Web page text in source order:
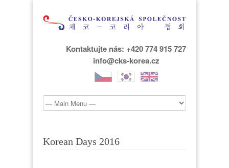
Kontaktujte nás: +420 774 915 727
info@cks-korea.cz
Korean Days 2016